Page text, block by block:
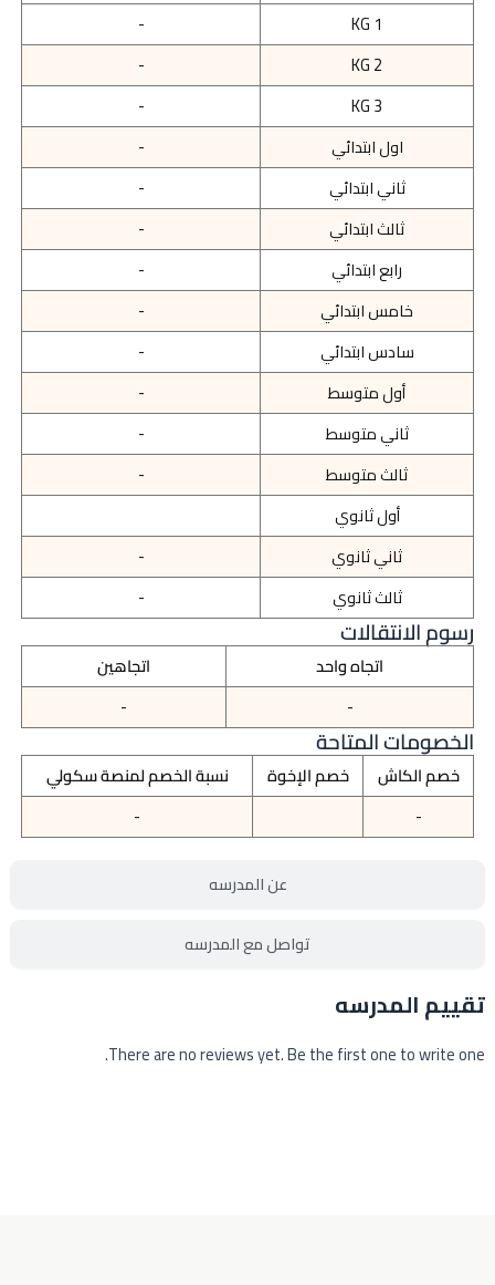
عن المدرسه
تواصل مع المدرسه
KG 1
-
KG 2
-
KG 3
-
اول ابتدائي
-
ثاني ابتدائي
-
ثالث ابتدائي
-
رابع ابتدائي
-
خامس ابتدائي
-
سادس ابتدائي
-
أول متوسط
-
ثاني متوسط
-
ثالث متوسط
-
أول ثانوي
ثاني ثانوي
-
ثالث ثانوي
-
رسوم الانتقالات
اتجاه واحد
اتجاهين
-
-
الخصومات المتاحة
خصم الكاش خصم الإخوة
نسبة الخصم لمنصة سكولي
-
-
تقييم المدرسه
There are no reviews yet. Be the first one to write one.